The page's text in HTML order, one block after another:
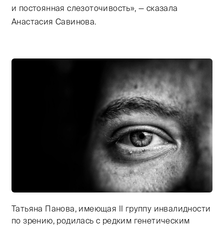
и постоянная слезоточивость», — сказала
Анастасия Савинова.
Тифлокомментарий: черно-белая фотография.
Татьяна Панова, имеющая II группу инвалидности
по зрению, родилась с редким генетическим